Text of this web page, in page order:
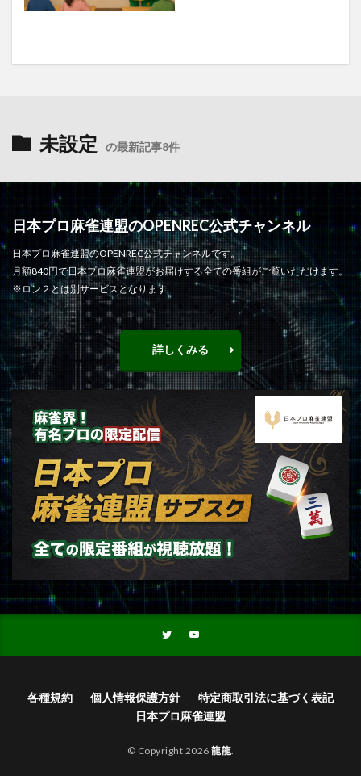
未設定 の最新記事8件
日本プロ麻雀連盟のOPENREC公式チャンネル
日本プロ麻雀連盟のOPENREC公式チャンネルです。
月額840円で日本プロ麻雀連盟がお届けする全ての番組がご覧いただけます。
※ロン２とは別サービスとなります
詳しくみる
各種規約 個人情報保護方針
特定商取引法に基づく表記
日本プロ麻雀連盟
© Copyright 2026 龍龍.